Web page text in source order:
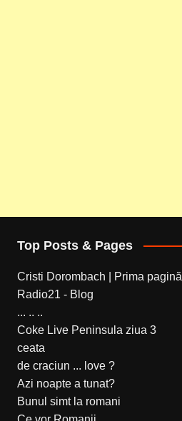
Top Posts & Pages
Cristi Dorombach | Prima pagină
Radio21 - Blog
... .. ..
Coke Live Peninsula ziua 3
ceata
de craciun ... love ?
Azi noapte a tunat?
Bunul simt la romani